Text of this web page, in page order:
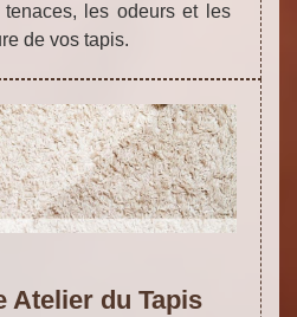
les odeurs et les
de vos tapis.
Atelier du Tapis